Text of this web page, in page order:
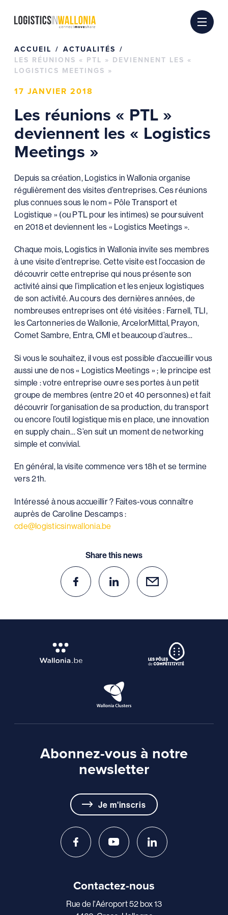
ACCUEIL
ACTUALITÉS
LES RÉUNIONS « PTL » DEVIENNENT LES «
LOGISTICS MEETINGS »
17 JANVIER 2018
Les réunions « PTL »
deviennent les « Logistics
Meetings »
Depuis sa création, Logistics in Wallonia organise
régulièrement des visites d’entreprises. Ces réunions
plus connues sous le nom « Pôle Transport et
Logistique » (ou PTL pour les intimes) se poursuivent
en 2018 et deviennent les « Logistics Meetings ».
Chaque mois, Logistics in Wallonia invite ses membres
à une visite d’entreprise. Cette visite est l’occasion de
découvrir cette entreprise qui nous présente son
activité ainsi que l’implication et les enjeux logistiques
de son activité. Au cours des dernières années, de
nombreuses entreprises ont été visitées : Farnell, TLI,
les Cartonneries de Wallonie, ArcelorMittal, Prayon,
Comet Sambre, Entra, CMI et beaucoup d’autres…
Si vous le souhaitez, il vous est possible d’accueillir vous
aussi une de nos « Logistics Meetings » ; le principe est
simple : votre entreprise ouvre ses portes à un petit
groupe de membres (entre 20 et 40 personnes) et fait
découvrir l’organisation de sa production, du transport
ou encore l’outil logistique mis en place, une innovation
en supply chain… S’en suit un moment de networking
simple et convivial.
En général, la visite commence vers 18h et se termine
vers 21h.
Intéressé à nous accueillir ? Faites-vous connaître
auprès de Caroline Descamps :
cde@logisticsinwallonia.be
Share this news
Abonnez-vous à notre
newsletter
Je m'inscris
Contactez-nous
Rue de l'Aéroport 52 box 13